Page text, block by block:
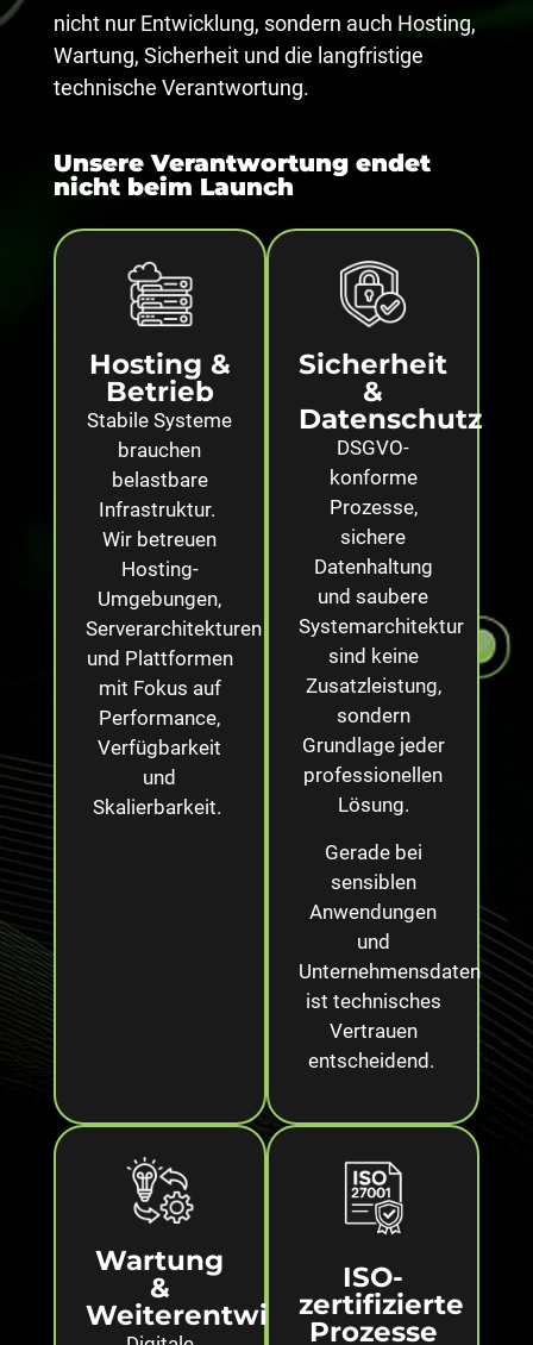
nicht nur Entwicklung, sondern auch Hosting,
Wartung, Sicherheit und die langfristige
technische Verantwortung.
Unsere Verantwortung endet
nicht beim Launch
Hosting &
Betrieb
Stabile Systeme
brauchen
belastbare
Infrastruktur.
Wir betreuen
Hosting-
Umgebungen,
Serverarchitekturen
und Plattformen
mit Fokus auf
Performance,
Verfügbarkeit
und
Skalierbarkeit.
Sicherheit
&
Datenschutz
DSGVO-
konforme
Prozesse,
sichere
Datenhaltung
und saubere
Systemarchitektur
sind keine
Zusatzleistung,
sondern
Grundlage jeder
professionellen
Lösung.
Gerade bei
sensiblen
Anwendungen
und
Unternehmensdaten
ist technisches
Vertrauen
entscheidend.
Wartung
&
Weiterentwicklung
ISO-
zertifizierte
Prozesse